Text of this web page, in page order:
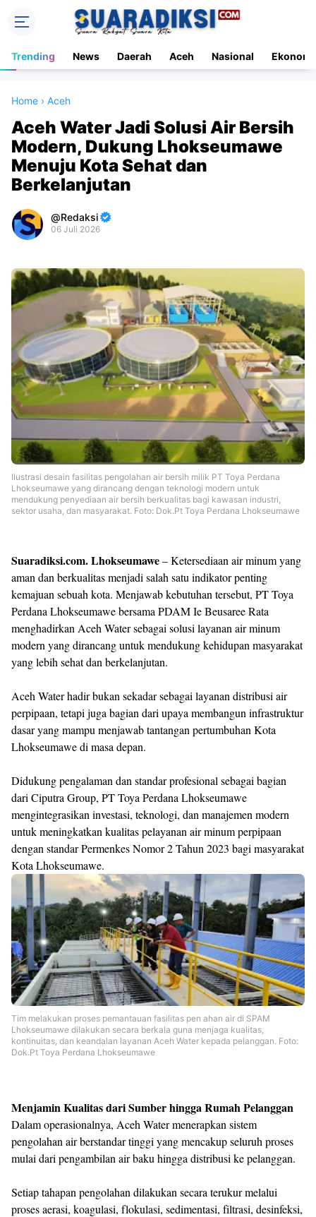
Trending News Daerah Aceh Nasional Ekonomi
Home › Aceh
Aceh Water Jadi Solusi Air Bersih
Modern, Dukung Lhokseumawe
Menuju Kota Sehat dan
Berkelanjutan
Redaksi
06 Juli 2026
By
Raushan
Design
With
Shroff
Templates
Ilustrasi desain fasilitas pengolahan air bersih milik PT Toya Perdana
Lhokseumawe yang dirancang dengan teknologi modern untuk
mendukung penyediaan air bersih berkualitas bagi kawasan industri,
sektor usaha, dan masyarakat. Foto: Dok.Pt Toya Perdana Lhokseumawe
Suaradiksi.com. Lhokseumawe– Ketersediaan air minum yang
aman dan berkualitas menjadi salah satu indikator penting
kemajuan sebuah kota. Menjawab kebutuhan tersebut, PT Toya
Perdana Lhokseumawe bersama PDAM Ie Beusaree Rata
menghadirkan Aceh Water sebagai solusi layanan air minum
modern yang dirancang untuk mendukung kehidupan masyarakat
yang lebih sehat dan berkelanjutan.
Aceh Water hadir bukan sekadar sebagai layanan distribusi air
perpipaan, tetapi juga bagian dari upaya membangun infrastruktur
dasar yang mampu menjawab tantangan pertumbuhan Kota
Lhokseumawe di masa depan.
Didukung pengalaman dan standar profesional sebagai bagian
dari Ciputra Group, PT Toya Perdana Lhokseumawe
mengintegrasikan investasi, teknologi, dan manajemen modern
untuk meningkatkan kualitas pelayanan air minum perpipaan
dengan standar Permenkes Nomor 2 Tahun 2023 bagi masyarakat
Kota Lhokseumawe.
Tim melakukan proses pemantauan fasilitas pen ahan air di SPAM
Lhokseumawe dilakukan secara berkala guna menjaga kualitas,
kontinuitas, dan keandalan layanan Aceh Water kepada pelanggan. Foto:
Dok.Pt Toya Perdana Lhokseumawe
Menjamin Kualitas dari Sumber hingga Rumah Pelanggan
Dalam operasionalnya, Aceh Water menerapkan sistem
pengolahan air berstandar tinggi yang mencakup seluruh proses
mulai dari pengambilan air baku hingga distribusi ke pelanggan.
Setiap tahapan pengolahan dilakukan secara terukur melalui
proses aerasi, koagulasi, flokulasi, sedimentasi, filtrasi, desinfeksi,